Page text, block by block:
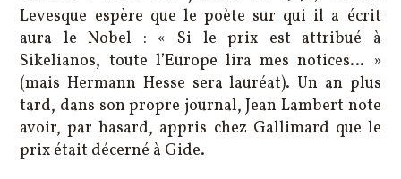
Levesque espère que le poète sur qui il a écrit
aura le Nobel : « Si le prix est attribué à
Sikelianos, toute l’Europe lira mes notices… »
(mais Hermann Hesse sera lauréat). Un an plus
tard, dans son propre journal, Jean Lambert note
avoir, par hasard, appris chez Gallimard que le
prix était décerné à Gide.